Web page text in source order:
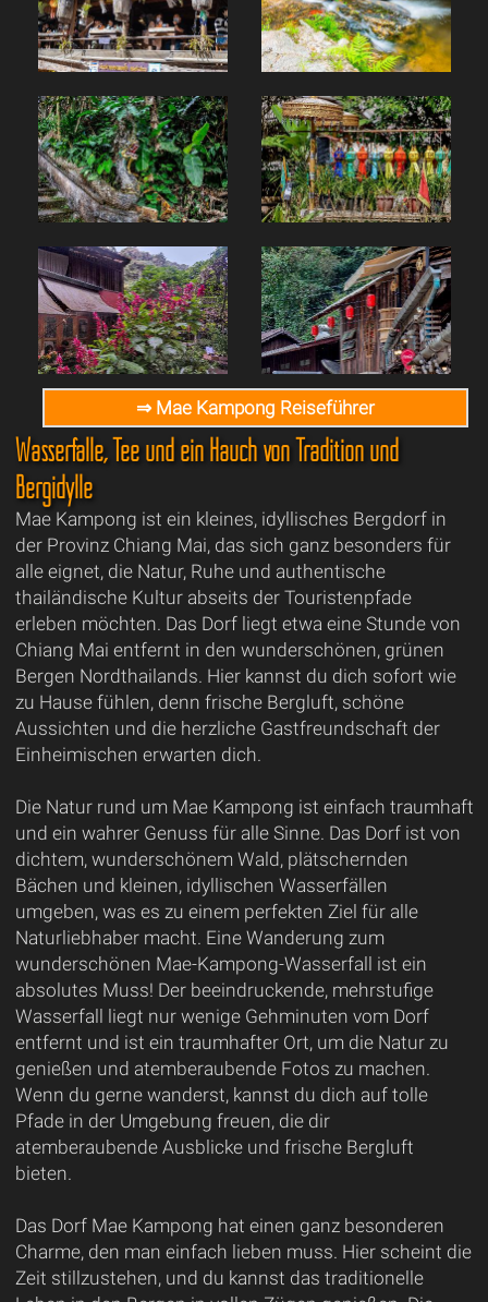
⇒ Mae Kampong Reiseführer
Wasserfälle, Tee und ein Hauch von Tradition und
Bergidylle
Mae Kampong ist ein kleines, idyllisches Bergdorf in
der Provinz Chiang Mai, das sich ganz besonders für
alle eignet, die Natur, Ruhe und authentische
thailändische Kultur abseits der Touristenpfade
erleben möchten. Das Dorf liegt etwa eine Stunde von
Chiang Mai entfernt in den wunderschönen, grünen
Bergen Nordthailands. Hier kannst du dich sofort wie
zu Hause fühlen, denn frische Bergluft, schöne
Aussichten und die herzliche Gastfreundschaft der
Einheimischen erwarten dich.
Die Natur rund um Mae Kampong ist einfach traumhaft
und ein wahrer Genuss für alle Sinne. Das Dorf ist von
dichtem, wunderschönem Wald, plätschernden
Bächen und kleinen, idyllischen Wasserfällen
umgeben, was es zu einem perfekten Ziel für alle
Naturliebhaber macht. Eine Wanderung zum
wunderschönen Mae-Kampong-Wasserfall ist ein
absolutes Muss! Der beeindruckende, mehrstufige
Wasserfall liegt nur wenige Gehminuten vom Dorf
entfernt und ist ein traumhafter Ort, um die Natur zu
genießen und atemberaubende Fotos zu machen.
Wenn du gerne wanderst, kannst du dich auf tolle
Pfade in der Umgebung freuen, die dir
atemberaubende Ausblicke und frische Bergluft
bieten.
Das Dorf Mae Kampong hat einen ganz besonderen
Charme, den man einfach lieben muss. Hier scheint die
Zeit stillzustehen, und du kannst das traditionelle